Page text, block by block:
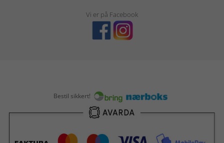
Vi er på Facebook
Bestil sikkert!